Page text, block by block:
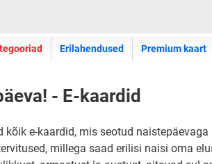
kaartide Erilahendused Premium kaart
- E-kaardid
kõik e-kaardid, mis seotud
millega saad erilisi naisi oma